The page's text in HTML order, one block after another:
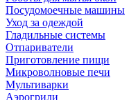
Посудомоечные машины
Уход за одеждой
Гладильные системы
Отпариватели
Приготовление пищи
Микроволновые печи
Мультиварки
Аэрогрили